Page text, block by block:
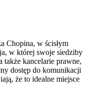
Chopina, w ścisłym
w której swoje siedziby
także kancelarie prawne,
dostęp do komunikacji
że to idealne miejsce